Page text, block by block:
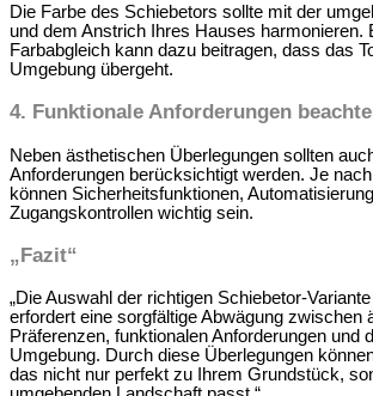
Die Farbe des Schiebetors sollte mit der
und dem Anstrich Ihres Hauses harmonieren.
Farbabgleich kann dazu beitragen, dass das
Umgebung übergeht.
4. Funktionale Anforderungen
Neben ästhetischen Überlegungen sollten
Anforderungen berücksichtigt werden. Je
können Sicherheitsfunktionen,
Zugangskontrollen wichtig sein.
„Fazit“
„Die Auswahl der richtigen Schiebetor-
erfordert eine sorgfältige Abwägung zwischen
Präferenzen, funktionalen Anforderungen und
Umgebung. Durch diese Überlegungen
das nicht nur perfekt zu Ihrem Grundstück,